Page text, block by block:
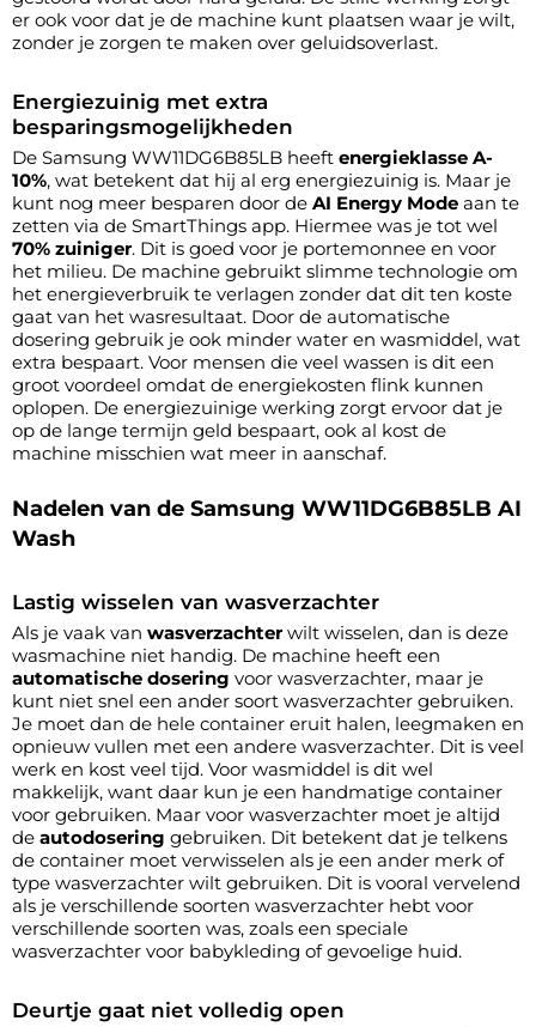
er ook voor dat je de machine kunt plaatsen waar je wilt,
zonder je zorgen te maken over geluidsoverlast.
Energiezuinig met extra
besparingsmogelijkheden
De Samsung WW11DG6B85LB heeft energieklasse A-
10%, wat betekent dat hij al erg energiezuinig is. Maar je
kunt nog meer besparen door de AI Energy Mode aan te
zetten via de SmartThings app. Hiermee was je tot wel
70% zuiniger. Dit is goed voor je portemonnee en voor
het milieu. De machine gebruikt slimme technologie om
het energieverbruik te verlagen zonder dat dit ten koste
gaat van het wasresultaat. Door de automatische
dosering gebruik je ook minder water en wasmiddel, wat
extra bespaart. Voor mensen die veel wassen is dit een
groot voordeel omdat de energiekosten flink kunnen
oplopen. De energiezuinige werking zorgt ervoor dat je
op de lange termijn geld bespaart, ook al kost de
machine misschien wat meer in aanschaf.
Nadelen van de Samsung WW11DG6B85LB AI
Wash
Lastig wisselen van wasverzachter
Als je vaak van wasverzachterwilt wisselen, dan is deze
wasmachine niet handig. De machine heeft een
automatische dosering voor wasverzachter, maar je
kunt niet snel een ander soort wasverzachter gebruiken.
Je moet dan de hele container eruit halen, leegmaken en
opnieuw vullen met een andere wasverzachter. Dit is veel
werk en kost veel tijd. Voor wasmiddel is dit wel
makkelijk, want daar kun je een handmatige container
voor gebruiken. Maar voor wasverzachter moet je altijd
de autodosering gebruiken. Dit betekent dat je telkens
de container moet verwisselen als je een ander merk of
type wasverzachter wilt gebruiken. Dit is vooral vervelend
als je verschillende soorten wasverzachter hebt voor
verschillende soorten was, zoals een speciale
wasverzachter voor babykleding of gevoelige huid.
Deurtje gaat niet volledig open